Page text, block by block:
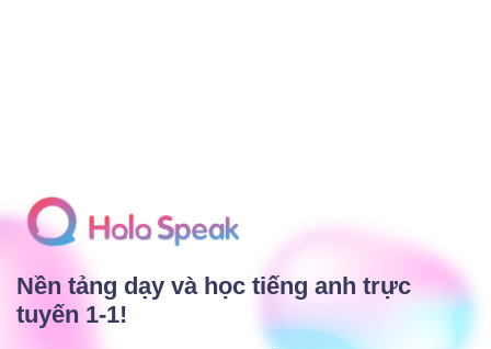
Nền tảng dạy và học tiếng anh trực
tuyến 1-1!